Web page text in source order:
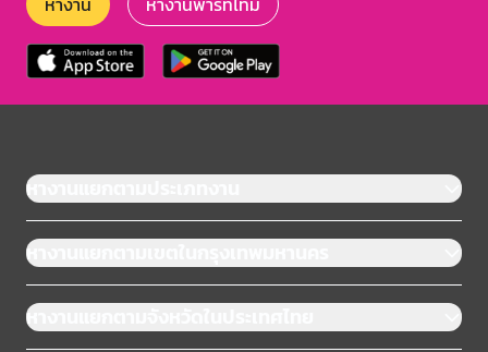
หางานแยกตามประเภทงาน
หางานแยกตามเขตในกรุงเทพมหานคร
หางานแยกตามจังหวัดในประเทศไทย